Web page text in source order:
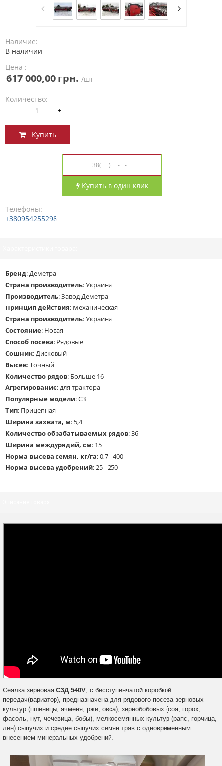
Наличие:
В наличии
Цена :
617 000,00 грн. /шт
Количество:
- +
Купить
Купить в один клик
Телефоны:
+380954255298
Бренд: Деметра
Страна производитель:Украина
Производитель:Завод Деметра
Принцип действия: Механическая
Страна производитель:Украина
Состояние: Новая
Способ посева: Рядовые
Сошник: Дисковый
Высев:Точный
Количество рядов: Больше 16
Агрегирование: для трактора
Популярные модели:СЗ
Тип: Прицепная
Ширина захвата, м: 5,4
Количество обрабатываемых рядов:36
Ширина междурядий, см: 15
Норма высева семян, кг/га:0,7 - 400
Норма высева удобрений: 25 - 250
Сеялка зерновая СЗД 540V , c бесступенчатой коробкой
передач(вариатор), предназначена для рядового посева зерновых
культур (пшеницы, ячменя, ржи, овса), зернобобовых (соя, горох,
фасоль, нут, чечевица, бобы), мелкосемянных культур (рапс, горчица,
лен) сыпучих и средне сыпучих семян трав с одновременным
внесением минеральных удобрений.